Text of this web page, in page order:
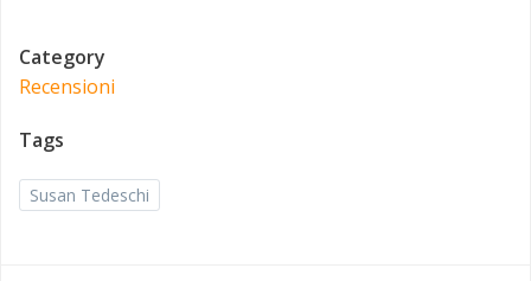
Category
Recensioni
Tags
Susan Tedeschi